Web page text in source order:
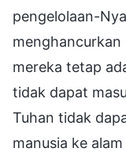
pengelolaan-
mereka tetap
tidak dapat
Tuhan tidak
manusia ke